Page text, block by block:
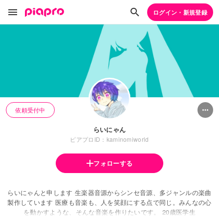
ログイン・新規登録
らいにゃん
ピアプロID：kaminomiworld
依頼受付中
フォローする
らいにゃんと申します 生楽器音源からシンセ音源、多ジャンルの楽曲
製作しています 医療も音楽も、人を笑顔にする点で同じ。みんなの心
を動かすような、そんな音楽を作りたいです。 20歳医学生